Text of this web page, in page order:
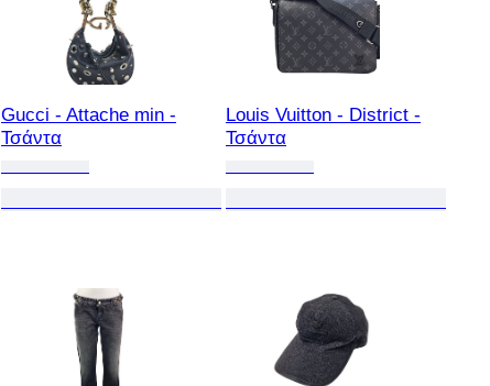
Gucci - Attache min -
Τσάντα
Louis Vuitton - District -
Τσάντα